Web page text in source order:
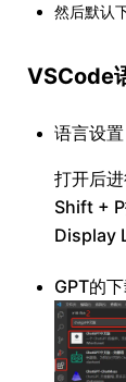
然后默认
VSCode
语言设置
打开后
Shift +
Display
GPT的